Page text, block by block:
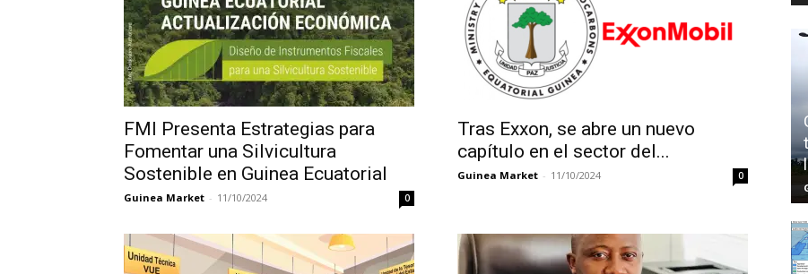
FMI Presenta Estrategias para
Fomentar una Silvicultura
Sostenible en Guinea Ecuatorial
Guinea Market - 11/10/2024 0
Tras Exxon, se abre un nuevo
capítulo en el sector del...
Guinea Market - 11/10/2024 0